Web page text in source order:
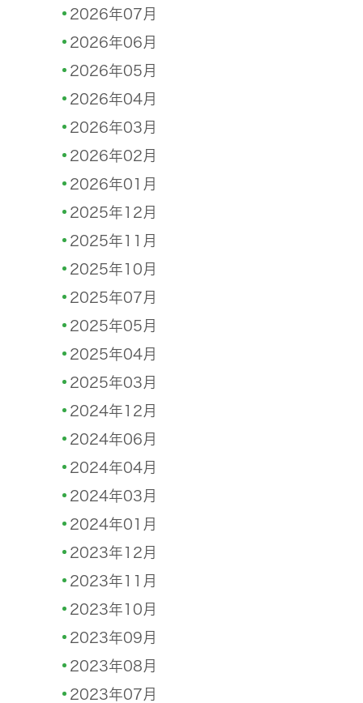
2026年07月
2026年06月
2026年05月
2026年04月
2026年03月
2026年02月
2026年01月
2025年12月
2025年11月
2025年10月
2025年07月
2025年05月
2025年04月
2025年03月
2024年12月
2024年06月
2024年04月
2024年03月
2024年01月
2023年12月
2023年11月
2023年10月
2023年09月
2023年08月
2023年07月